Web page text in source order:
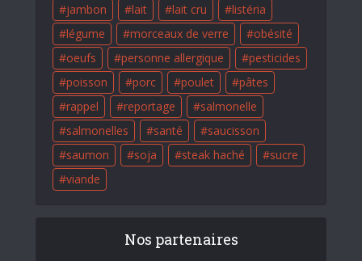
jambon
lait lait cru
listéria
légume
morceaux de verre
obésité
oeufs
personne allergique
pesticides
poisson
porc poulet
pâtes
rappel
reportage
salmonelle
salmonelles
santé
saucisson
saumon
soja steak haché
sucre
viande
Nos partenaires